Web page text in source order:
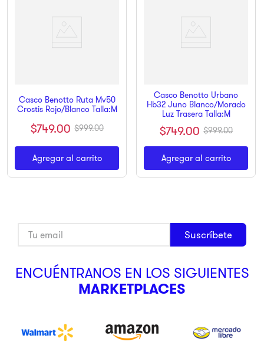
Casco Benotto Ruta Mv50
Crostis Rojo/Blanco Talla:M
$749.00 $999.00
Agregar al carrito
Casco Benotto Urbano
Hb32 Juno Blanco/Morado
Luz Trasera Talla:M
$749.00 $999.00
Agregar al carrito
Suscríbete
ENCUÉNTRANOS EN LOS SIGUIENTES
MARKETPLACES